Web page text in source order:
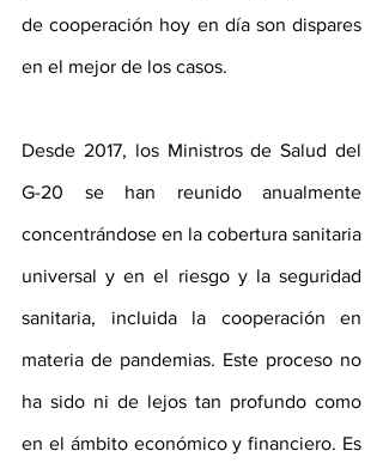
de cooperación hoy en día son dispares
en el mejor de los casos.
Desde 2017, los Ministros de Salud del
G-20 se han reunido anualmente
concentrándose en la cobertura sanitaria
universal y en el riesgo y la seguridad
sanitaria, incluida la cooperación en
materia de pandemias. Este proceso no
ha sido ni de lejos tan profundo como
en el ámbito económico y financiero. Es